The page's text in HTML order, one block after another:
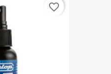
favorite_border